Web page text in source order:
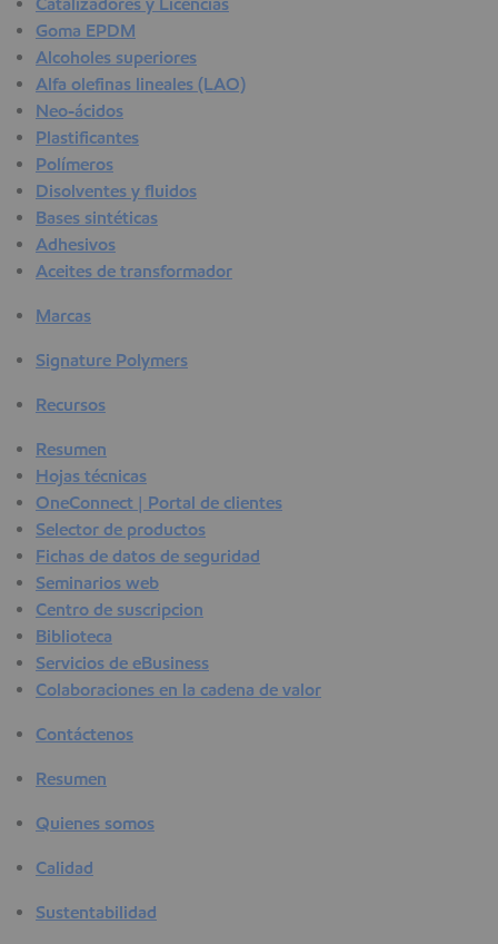
Goma EPDM
Alcoholes superiores
Alfa olefinas lineales (LAO)
Neo-ácidos
Plastificantes
Polímeros
Disolventes y fluidos
Bases sintéticas
Adhesivos
Aceites de transformador
Marcas
Signature Polymers
Recursos
Resumen
Hojas técnicas
OneConnect | Portal de clientes
Selector de productos
Fichas de datos de seguridad
Seminarios web
Centro de suscripcion
Biblioteca
Servicios de eBusiness
Colaboraciones en la cadena de valor
Contáctenos
Resumen
Quienes somos
Calidad
Sustentabilidad